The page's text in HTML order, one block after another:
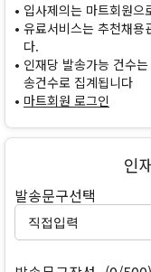
입사제의는 마트회원
유료서비스는 추천채용
다.
인재당 발송가능 건수
송건수로 집계됩니다
마트회원 로그인
인
발송문구선택